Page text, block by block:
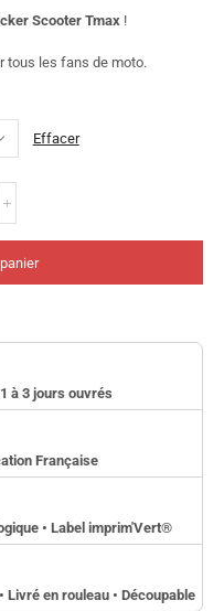
Scooter Tmax !
tous les fans de moto.
Effacer
1 à 3 jours ouvrés
Française
• Label imprim'Vert®
Livré en rouleau • Découpable